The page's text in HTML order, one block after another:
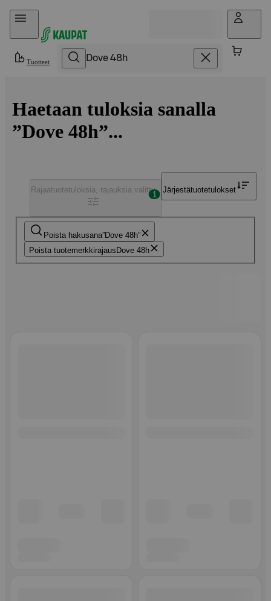
Hyppää sisältöön
Tuotteet
Haetaan tuloksia sanalla
”Dove 48h”...
Poista hakusana Dove 48h
Poista tuotemerkkirajaus Dove 48h
Rajaatuotetuloksia, rajauksia valittu
1
Järjestätuotetulokset